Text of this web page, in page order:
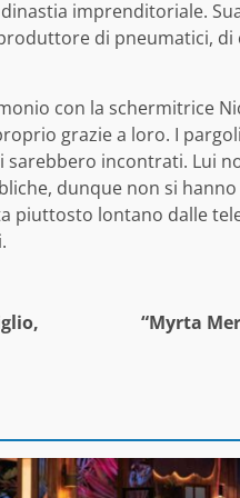
imprenditoriale.
di pneumatici, di
con la schermitrice
grazie a loro. I
sarebbero incontrati. Lui
dunque non si
piuttosto lontano dalle
“Myrta